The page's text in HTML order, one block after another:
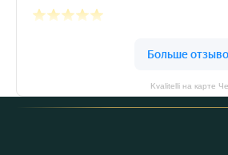
Kvalitelli на карте